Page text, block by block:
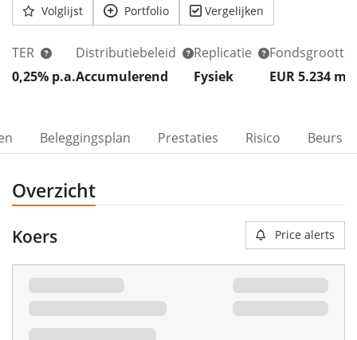
Volglijst Portfolio Vergelijken
TER
0,25% p.a.
Distributiebeleid
Accumulerend
Replicatie
Fysiek
Fondsgrootte
EUR 5.234 m
Beleggingsplan Prestaties Risico Beurs
Overzicht
Koers Price alerts